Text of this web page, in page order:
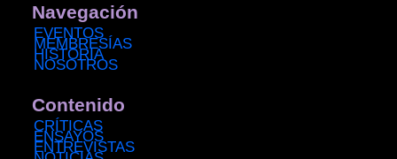
Navegación
EVENTOS
MEMBRESÍAS
HISTORIA
NOSOTROS
Contenido
CRÍTICAS
ENSAYOS
ENTREVISTAS